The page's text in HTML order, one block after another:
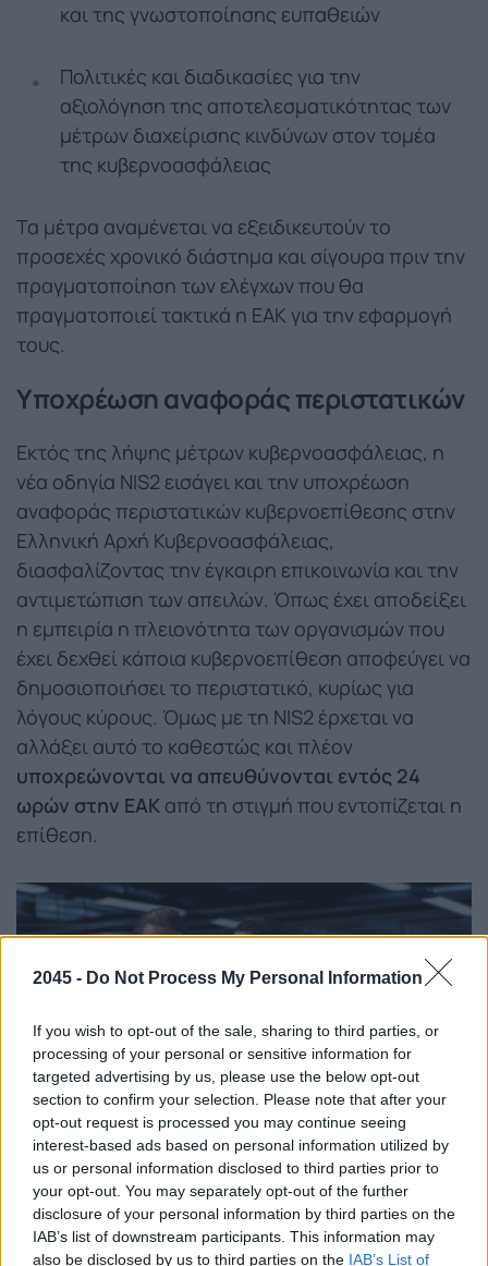
2045 - Do Not Process My Personal Information
If you wish to opt-out of the sale, sharing to third parties, or
processing of your personal or sensitive information for
targeted advertising by us, please use the below opt-out
section to confirm your selection. Please note that after your
opt-out request is processed you may continue seeing
interest-based ads based on personal information utilized by
us or personal information disclosed to third parties prior to
your opt-out. You may separately opt-out of the further
disclosure of your personal information by third parties on the
IAB’s list of downstream participants. This information may
also be disclosed by us to third parties on the IAB’s List of
και της γνωστοποίησης ευπαθειών
Πολιτικές και διαδικασίες για την
αξιολόγηση της αποτελεσματικότητας των
μέτρων διαχείρισης κινδύνων στον τομέα
της κυβερνοασφάλειας
Τα μέτρα αναμένεται να εξειδικευτούν το
προσεχές χρονικό διάστημα και σίγουρα πριν την
πραγματοποίηση των ελέγχων που θα
πραγματοποιεί τακτικά η ΕΑΚ για την εφαρμογή
τους.
Υποχρέωση αναφοράς περιστατικών
Εκτός της λήψης μέτρων κυβερνοασφάλειας, η
νέα οδηγία NIS2 εισάγει και την υποχρέωση
αναφοράς περιστατικών κυβερνοεπίθεσης στην
Ελληνική Αρχή Κυβερνοασφάλειας,
διασφαλίζοντας την έγκαιρη επικοινωνία και την
αντιμετώπιση των απειλών. Όπως έχει αποδείξει
η εμπειρία η πλειονότητα των οργανισμών που
έχει δεχθεί κάποια κυβερνοεπίθεση αποφεύγει να
δημοσιοποιήσει το περιστατικό, κυρίως για
λόγους κύρους. Όμως με τη NIS2 έρχεται να
αλλάξει αυτό το καθεστώς και πλέον
υποχρεώνονται να απευθύνονται εντός 24
ωρών στην ΕΑΚ από τη στιγμή που εντοπίζεται η
επίθεση.
«Σήμερα έχουμε θολή εικόνα του τοπίου γιατί δεν